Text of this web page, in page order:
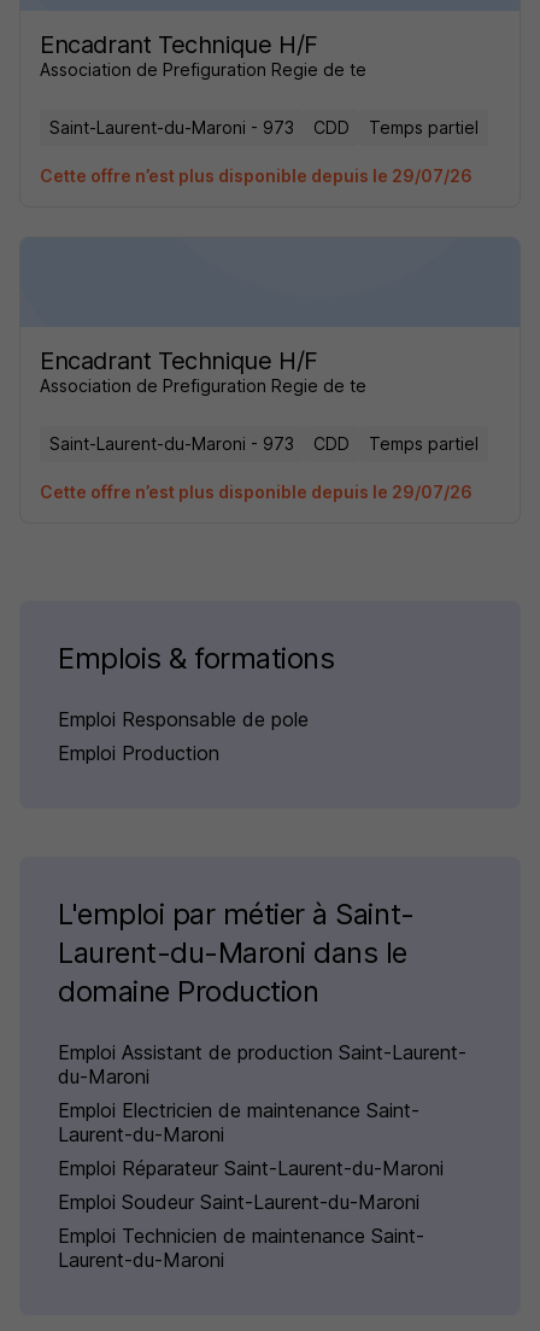
Encadrant Technique H/F
Association de Prefiguration Regie de te
Saint-Laurent-du-Maroni - 973 CDD Temps partiel
Cette offre n’est plus disponible depuis le 29/07/26
Encadrant Technique H/F
Association de Prefiguration Regie de te
Saint-Laurent-du-Maroni - 973 CDD Temps partiel
Cette offre n’est plus disponible depuis le 29/07/26
Emplois & formations
Emploi Responsable de pole
Emploi Production
L'emploi par métier à Saint-
Laurent-du-Maroni dans le
domaine Production
Emploi Assistant de production Saint-Laurent-
du-Maroni
Emploi Electricien de maintenance Saint-
Laurent-du-Maroni
Emploi Réparateur Saint-Laurent-du-Maroni
Emploi Soudeur Saint-Laurent-du-Maroni
Emploi Technicien de maintenance Saint-
Laurent-du-Maroni